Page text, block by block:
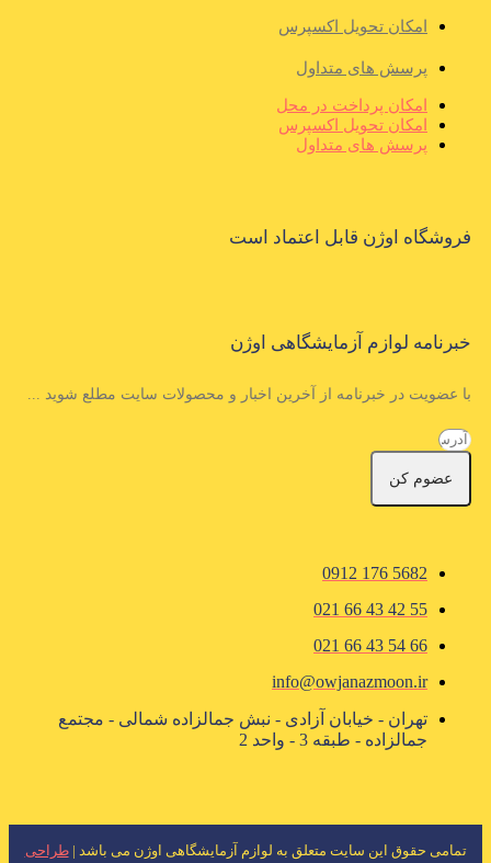
امکان تحویل اکسپرس
پرسش های متداول
امکان پرداخت در محل
امکان تحویل اکسپرس
پرسش های متداول
فروشگاه اوژن قابل اعتماد است
خبرنامه لوازم آزمایشگاهی اوژن
با عضویت در خبرنامه از آخرین اخبار و محصولات سایت مطلع شوید ...
عضوم کن
5682 176 0912
55 42 43 66 021
66 54 43 66 021
info@owjanazmoon.ir
تهران - خیابان آزادی - نبش جمالزاده شمالی - مجتمع
جمالزاده - طبقه 3 - واحد 2
تمامی حقوق این سایت متعلق به لوازم آزمایشگاهی اوژن می باشد |طراحی